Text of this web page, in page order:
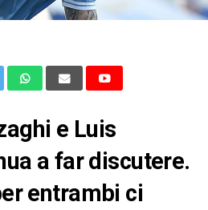
e Luis
a far discutere.
entrambi ci